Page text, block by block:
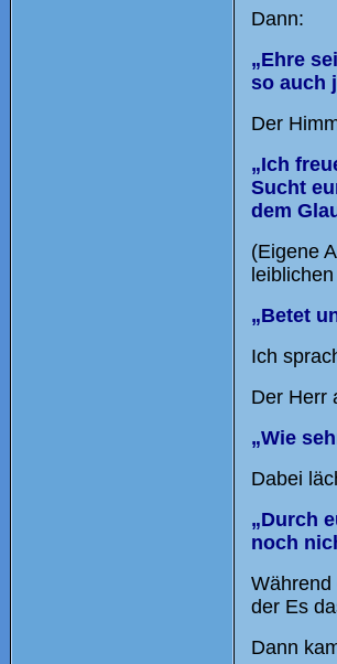
Dann:
„Ehre
so auch
Der
„Ich
Sucht
dem
(Eigene
„Betet
Ich
Der Herr
„Wie
Dabei
„Durch
noch
Während
der Es
Dann